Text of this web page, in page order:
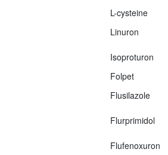
L-cysteine
Linuron
Isoproturon
Folpet
Flusilazole
Flurprimidol
Flufenoxuron